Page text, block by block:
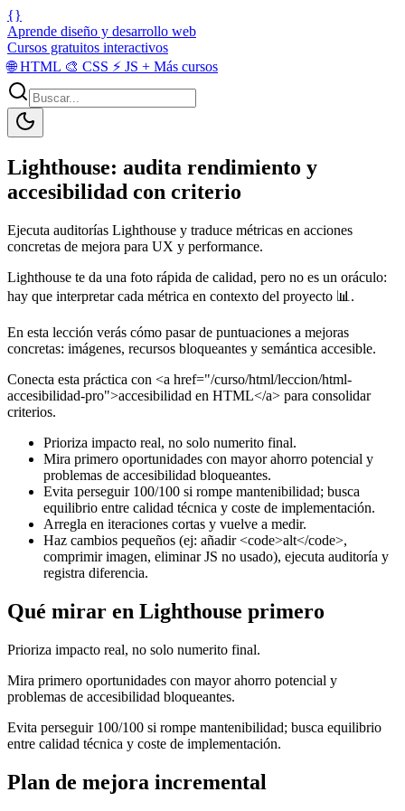
{}
Aprende diseño y desarrollo web
Cursos gratuitos interactivos
🌐HTML 🎨 CSS ⚡ JS + Más cursos
Lighthouse: audita rendimiento y
accesibilidad con criterio
Ejecuta auditorías Lighthouse y traduce métricas en acciones
concretas de mejora para UX y performance.
Lighthouse te da una foto rápida de calidad, pero no es un oráculo:
hay que interpretar cada métrica en contexto del proyecto 📊.
En esta lección verás cómo pasar de puntuaciones a mejoras
concretas: imágenes, recursos bloqueantes y semántica accesible.
Conecta esta práctica con <a href="/curso/html/leccion/html-
accesibilidad-pro">accesibilidad en HTML</a> para consolidar
criterios.
Prioriza impacto real, no solo numerito final.
Mira primero oportunidades con mayor ahorro potencial y
problemas de accesibilidad bloqueantes.
Evita perseguir 100/100 si rompe mantenibilidad; busca
equilibrio entre calidad técnica y coste de implementación.
Arregla en iteraciones cortas y vuelve a medir.
Haz cambios pequeños (ej: añadir <code>alt</code>,
comprimir imagen, eliminar JS no usado), ejecuta auditoría y
registra diferencia.
Qué mirar en Lighthouse primero
Prioriza impacto real, no solo numerito final.
Mira primero oportunidades con mayor ahorro potencial y
problemas de accesibilidad bloqueantes.
Evita perseguir 100/100 si rompe mantenibilidad; busca equilibrio
entre calidad técnica y coste de implementación.
Plan de mejora incremental